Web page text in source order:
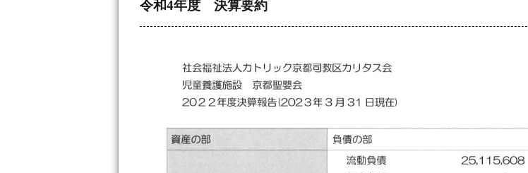
令和4年度 決算要約